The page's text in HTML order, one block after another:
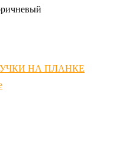
НА ПЛАНКЕ